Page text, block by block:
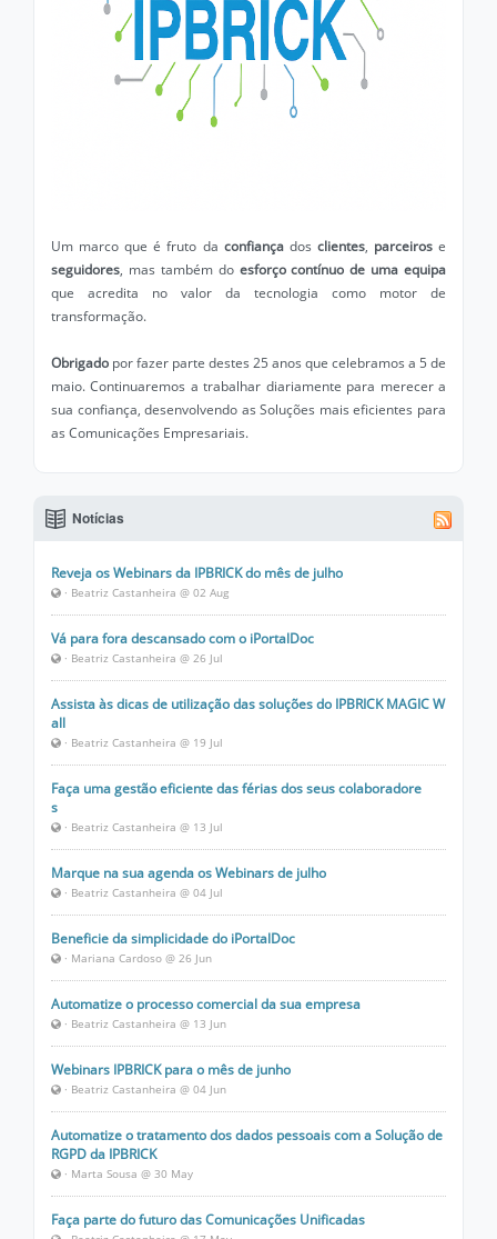
Um marco que é fruto da confiançados clientes, parceirose
seguidores, mas também do esforço contínuo de uma equipa
que acredita no valor da tecnologia como motor de
transformação.
Obrigado por fazer parte destes 25 anos que celebramos a 5 de
maio. Continuaremos a trabalhar diariamente para merecer a
sua confiança, desenvolvendo as Soluções mais eficientes para
as Comunicações Empresariais.
Notícias
Reveja os Webinars da IPBRICK do mês de julho
· Beatriz Castanheira @ 02 Aug
Vá para fora descansado com o iPortalDoc
· Beatriz Castanheira @ 26 Jul
Assista às dicas de utilização das soluções do IPBRICK MAGIC W
all
· Beatriz Castanheira @ 19 Jul
Faça uma gestão eficiente das férias dos seus colaboradore
s
· Beatriz Castanheira @ 13 Jul
Marque na sua agenda os Webinars de julho
· Beatriz Castanheira @ 04 Jul
Beneficie da simplicidade do iPortalDoc
· Mariana Cardoso @ 26 Jun
Automatize o processo comercial da sua empresa
· Beatriz Castanheira @ 13 Jun
Webinars IPBRICK para o mês de junho
· Beatriz Castanheira @ 04 Jun
Automatize o tratamento dos dados pessoais com a Solução de
RGPD da IPBRICK
· Marta Sousa @ 30 May
Faça parte do futuro das Comunicações Unificadas